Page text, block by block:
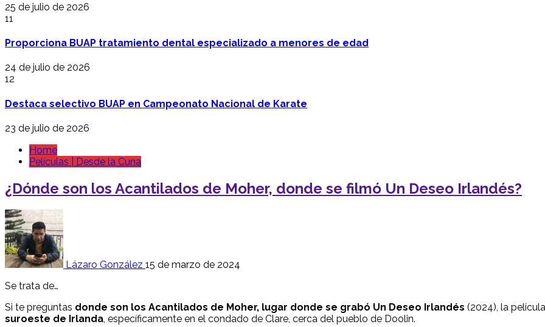
25 de julio de 2026
11
Proporciona BUAP tratamiento dental especializado a menores de edad
24 de julio de 2026
12
Destaca selectivo BUAP en Campeonato Nacional de Karate
23 de julio de 2026
Home
Películas | Desde la Cuna
¿Dónde son los Acantilados de Moher, donde se filmó Un Deseo Irlandés?
Lázaro González 15 de marzo de 2024
Se trata de…
Si te preguntas donde son los Acantilados de Moher, lugar donde se grabó Un Deseo Irlandés (2024), la
suroeste de Irlanda , específicamente en el condado de Clare, cerca del pueblo de Doolin.